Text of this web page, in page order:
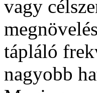
vagy
tápláló
nagyobb